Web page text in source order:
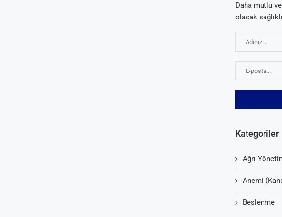
Daha mutlu ve
olacak
Kategoriler
Ağrı
Anemi
Beslenme